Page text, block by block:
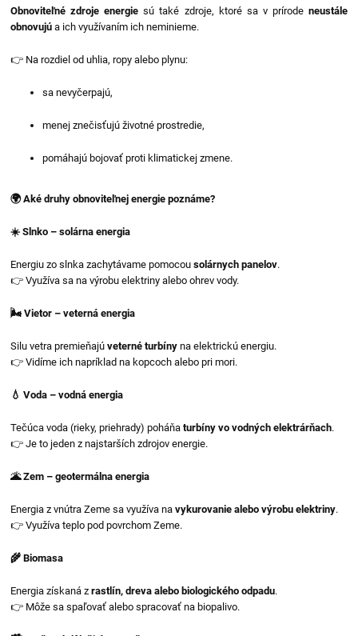
Obnoviteľné zdroje energie sú také zdroje, ktoré sa v prírode neustále
obnovujú a ich využívaním ich neminieme.
👉 Na rozdiel od uhlia, ropy alebo plynu:
sa nevyčerpajú,
menej znečisťujú životné prostredie,
pomáhajú bojovať proti klimatickej zmene.
🌍 Aké druhy obnoviteľnej energie poznáme?
☀️ Slnko – solárna energia
Energiu zo slnka zachytávame pomocousolárnych panelov.
👉 Využíva sa na výrobu elektriny alebo ohrev vody.
🌬️ Vietor – veterná energia
Silu vetra premieňajúveterné turbíny na elektrickú energiu.
👉 Vidíme ich napríklad na kopcoch alebo pri mori.
💧 Voda – vodná energia
Tečúca voda (rieky, priehrady) poháňaturbíny vo vodných elektrárňach.
👉 Je to jeden z najstarších zdrojov energie.
🌋 Zem – geotermálna energia
Energia z vnútra Zeme sa využíva navykurovanie alebo výrobu elektriny.
👉 Využíva teplo pod povrchom Zeme.
🌾 Biomasa
Energia získaná zrastlín, dreva alebo biologického odpadu.
👉 Môže sa spaľovať alebo spracovať na biopalivo.